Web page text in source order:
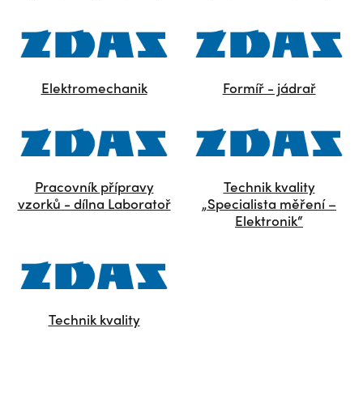
Elektromechanik Formíř - jádrař
Pracovník přípravy
vzorků - dílna Laboratoř
Technik kvality
„Specialista měření –
Elektronik“
Technik kvality